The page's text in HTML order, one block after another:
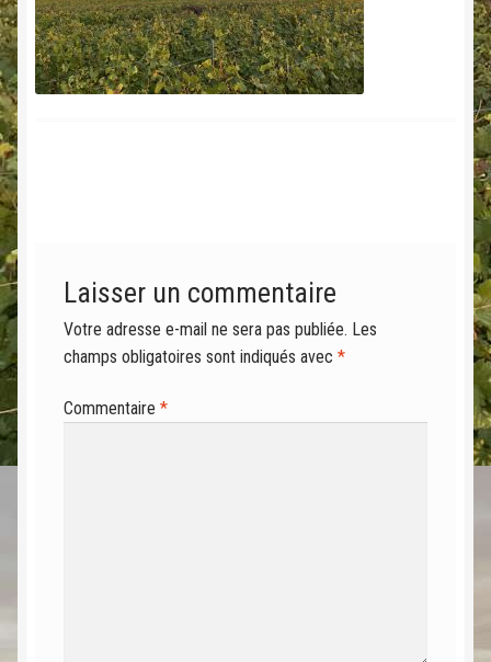
Laisser un commentaire
Votre adresse e-mail ne sera pas publiée. Les
champs obligatoires sont indiqués avec *
Commentaire *